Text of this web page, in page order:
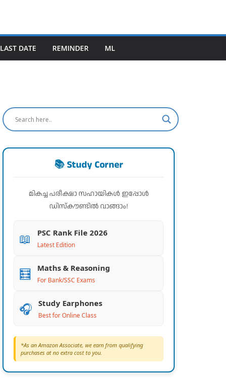
LAST DATE REMINDER ML
📚 Study Corner
മികച്ച പരീക്ഷാ സഹായികൾ ഇപ്പോൾ
ഡിസ്കൗണ്ടിൽ വാങ്ങാം!
📖 PSC Rank File 2026
Latest Edition
🧮 Maths & Reasoning
For Bank/SSC Exams
🎧 Study Earphones
Best for Online Class
*As an Amazon Associate, we earn from qualifying
purchases at no extra cost to you.